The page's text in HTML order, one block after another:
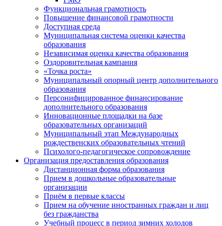
Функциональная грамотность
Повышение финансовой грамотности
Доступная среда
Муниципальная система оценки качества
образования
Независимая оценка качества образования
Оздоровительная кампания
«Точка роста»
Муниципальный опорный центр дополнительного
образования
Персонифицированное финансирование
дополнительного образования
Инновационные площадки на базе
образовательных организаций
Муниципальный этап Международных
рождественских образовательных чтений
Психолого-педагогическое сопровождение
Организация предоставления образования
Дистанционная форма образования
Прием в дошкольные образовательные
организации
Приём в первые классы
Прием на обучение иностранных граждан и лиц
без гражданства
Учебный процесс в период зимних холодов